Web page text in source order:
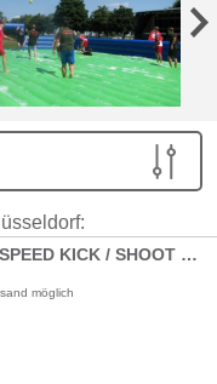
SPEEDBALLBOX / SPEED KICK / SHOOT OUT
möglich